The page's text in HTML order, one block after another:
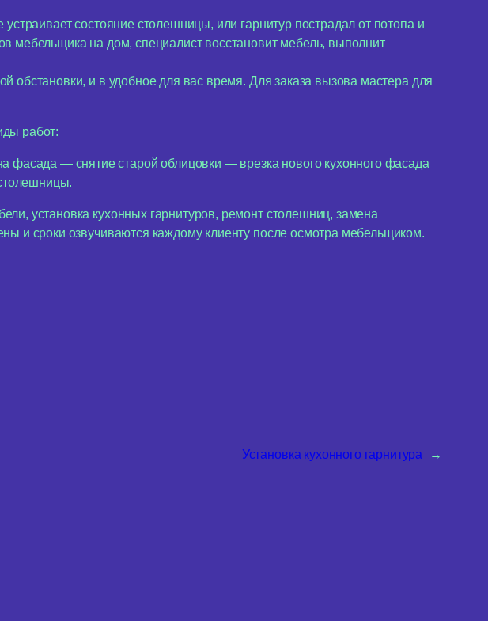
состояние столешницы, или гарнитур пострадал от потопа и
мебельщика на дом, специалист восстановит мебель, выполнит
обстановки, и в удобное для вас время. Для заказа вызова мастера для
работ:
— снятие старой облицовки — врезка нового кухонного фасада
установка кухонных гарнитуров, ремонт столешниц, замена
и сроки озвучиваются каждому клиенту после осмотра мебельщиком.
Установка кухонного гарнитура →